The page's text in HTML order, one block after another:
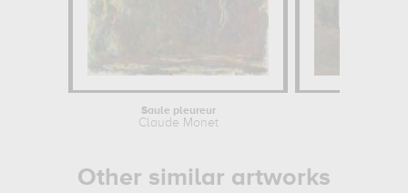
Saule pleureur
Claude Monet
Other similar artworks